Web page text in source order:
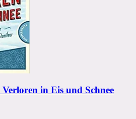
in Eis und Schnee